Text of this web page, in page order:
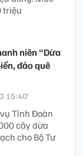
triệu
niên "Dừa
đảo quê
15:40’
Tỉnh Đoàn
cây dừa
cho Bộ Tư